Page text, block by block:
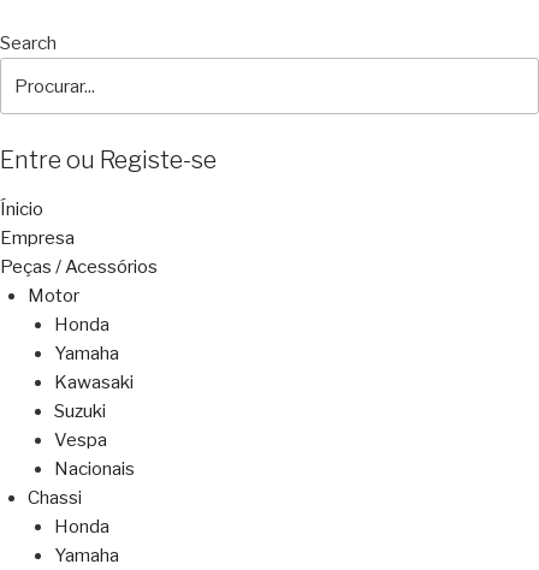
Search
Entre ou Registe-se
Ínicio
Empresa
Peças / Acessórios
Motor
Honda
Yamaha
Kawasaki
Suzuki
Vespa
Nacionais
Chassi
Honda
Yamaha